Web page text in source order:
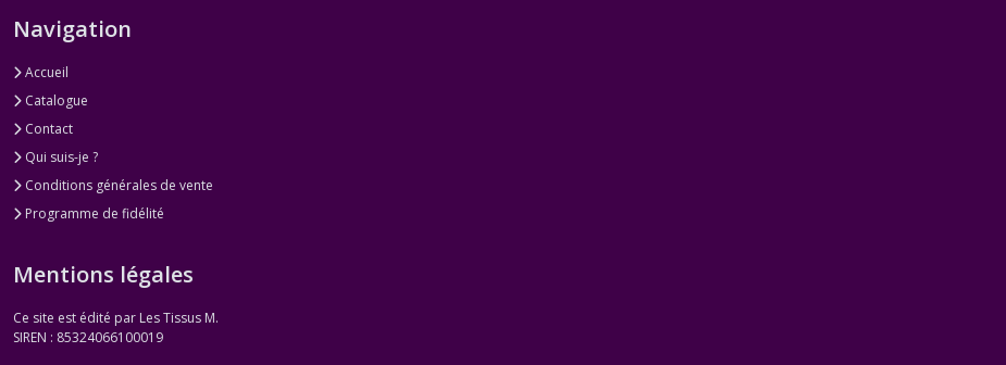
Navigation
Accueil
Catalogue
Contact
Qui suis-je ?
Conditions générales de vente
Programme de fidélité
Mentions légales
Ce site est édité par Les Tissus M.
SIREN : 85324066100019